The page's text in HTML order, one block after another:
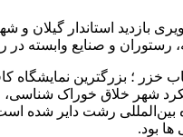
خزر ؛ بزرگترین نمایشگاه
بین‌المللی رشت دایر شده
ها بود.